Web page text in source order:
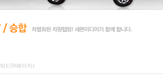
(1/59페이지)